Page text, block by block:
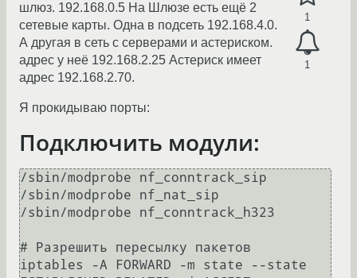
1
1
шлюз. 192.168.0.5 На Шлюзе есть ещё 2
сетевые карты. Одна в подсеть 192.168.4.0.
А другая в сеть с серверами и астериском.
адрес у неё 192.168.2.25 Астериск имеет
адрес 192.168.2.70.
Я прокидываю порты:
Подключить модули:
/sbin/modprobe nf_conntrack_sip
/sbin/modprobe nf_nat_sip
/sbin/modprobe nf_conntrack_h323
# Разрешить пересылку пакетов
iptables -A FORWARD -m state --state